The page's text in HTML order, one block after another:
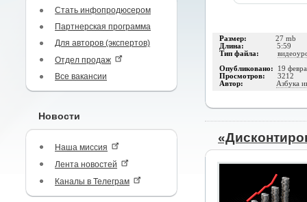
Стать инфопродюсером
Партнерская программа
Для авторов (экспертов)
Отдел продаж
Все вакансии
Новости
Наша миссия
Лента новостей
Каналы в Телеграм
Размер: 27 mb
Длина: 5:59
Тип файла:
Опубликовано: 19
Просмотров: 3212
Автор: Азбука